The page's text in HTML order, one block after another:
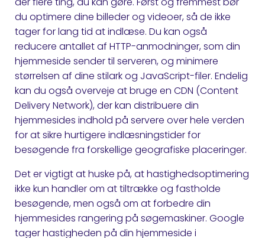
du optimere dine billeder og videoer, så de ikke
tager for lang tid at indlæse. Du kan også
reducere antallet af HTTP-anmodninger, som din
hjemmeside sender til serveren, og minimere
størrelsen af dine stilark og JavaScript-filer. Endelig
kan du også overveje at bruge en CDN (Content
Delivery Network), der kan distribuere din
hjemmesides indhold på servere over hele verden
for at sikre hurtigere indlæsningstider for
besøgende fra forskellige geografiske placeringer.
Det er vigtigt at huske på, at hastighedsoptimering
ikke kun handler om at tiltrække og fastholde
besøgende, men også om at forbedre din
hjemmesides rangering på søgemaskiner. Google
tager hastigheden på din hjemmeside i